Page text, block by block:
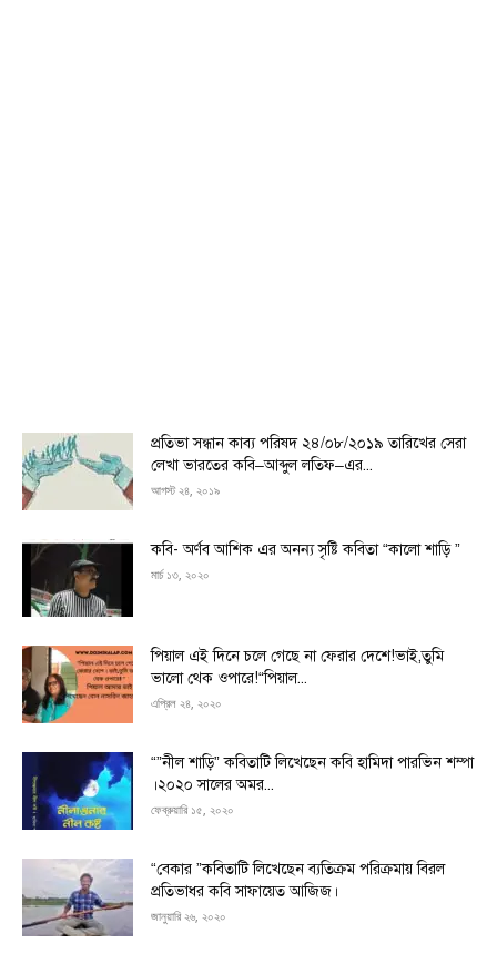
প্রতিভা সন্ধান কাব্য পরিষদ ২৪/০৮/২০১৯ তারিখের সেরা
লেখা ভারতের কবি–আব্দুল লতিফ–এর...
আগস্ট ২৪, ২০১৯
কবি- অর্ণব আশিক এর অনন্য সৃষ্টি কবিতা “কালো শাড়ি ”
মার্চ ১৩, ২০২০
পিয়াল এই দিনে চলে গেছে না ফেরার দেশে!ভাই,তুমি
ভালো থেক ওপারে!“পিয়াল...
এপ্রিল ২৪, ২০২০
“”নীল শাড়ি” কবিতাটি লিখেছেন কবি হামিদা পারভিন শম্পা
।২০২০ সালের অমর...
ফেব্রুয়ারি ১৫, ২০২০
“বেকার ”কবিতাটি লিখেছেন ব্যতিক্রম পরিক্রমায় বিরল
প্রতিভাধর কবি সাফায়েত আজিজ।
জানুয়ারি ২৬, ২০২০